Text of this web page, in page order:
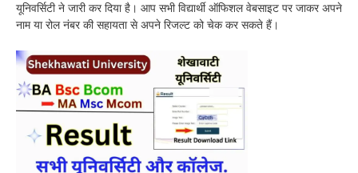
यूनिवर्सिटी ने जारी कर दिया है। आप सभी विद्यार्थी ऑफिशल वेबसाइट पर जाकर अपने
नाम या रोल नंबर की सहायता से अपने रिजल्ट को चेक कर सकते हैं।